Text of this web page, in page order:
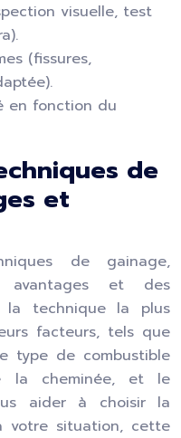
visuelle, test
(fissures,
en fonction du
de
et
de gainage,
avantages et des
la technique la plus
facteurs, tels que
type de combustible
la cheminée, et le
aider à choisir la
votre situation, cette